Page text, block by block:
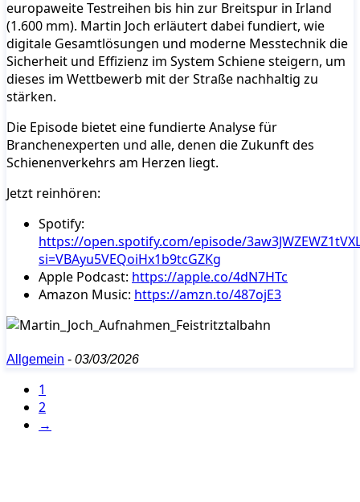
europaweite Testreihen bis hin zur Breitspur in Irland
(1.600 mm). Martin Joch erläutert dabei fundiert, wie
digitale Gesamtlösungen und moderne Messtechnik die
Sicherheit und Effizienz im System Schiene steigern, um
dieses im Wettbewerb mit der Straße nachhaltig zu
stärken.
Die Episode bietet eine fundierte Analyse für
Branchenexperten und alle, denen die Zukunft des
Schienenverkehrs am Herzen liegt.
Jetzt reinhören:
Spotify:
https://open.spotify.com/episode/
si=VBAyu5VEQoiHx1b9tcGZKg
Apple Podcast: https://apple.co/4dN7HTc
Amazon Music: https://amzn.to/487ojE3
Allgemein - 03/03/2026
1
2
→